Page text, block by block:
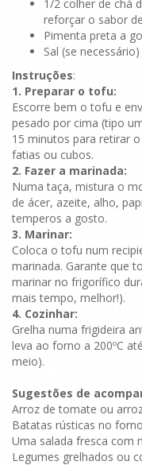
1/2 colher de chá
reforçar o sabor
Pimenta preta a
Sal (se necessário)
Instruções:
1. Preparar o tofu:
Escorre bem o tofu e
pesado por cima (tipo
15 minutos para retirar
fatias ou cubos.
2. Fazer a marinada:
Numa taça, mistura o
de ácer, azeite, alho,
temperos a gosto.
3. Marinar:
Coloca o tofu num
marinada. Garante que
marinar no frigorífico
mais tempo, melhor!).
4. Cozinhar:
Grelha numa frigideira
leva ao forno a 200ºC
meio).
Sugestões de
Arroz de tomate ou
Batatas rústicas no forno
Uma salada fresca com
Legumes grelhados ou